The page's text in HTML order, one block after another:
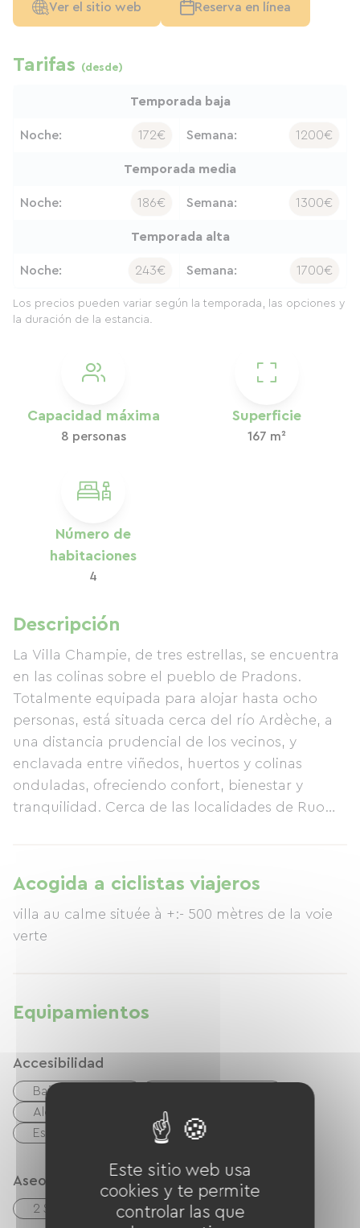
Capacidad máxima
8 personas
Superficie
167 m²
Número de
habitaciones
4
Descripción
La Villa Champie, de tres estrellas, se encuentra
en las colinas sobre el pueblo de Pradons.
Totalmente equipada para alojar hasta ocho
personas, está situada cerca del río Ardèche, a
una distancia prudencial de los vecinos, y
enclavada entre viñedos, huertos y colinas
onduladas, ofreciendo confort, bienestar y
tranquilidad. Cerca de las localidades de Ruoms
culturales y deportivas.
Acogida a ciclistas viajeros
villa au calme située à +:- 500 mètres de la voie
verte
Equipamientos
Accesibilidad
Baño adaptado
Alojamiento adecuado
Espacio de estacionamiento adecuado
Aseos
2 Salle d'eau (douche)
Ver el sitio web Reserva en línea
Tarifas (desde)
Temporada baja
Noche: 172€ Semana: 1200€
Temporada media
Noche: 186€ Semana: 1300€
Temporada alta
Noche: 243€ Semana: 1700€
Los precios pueden variar según la temporada, las opciones y
la duración de la estancia.
Este sitio web usa
cookies y te permite
controlar las que